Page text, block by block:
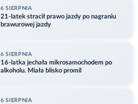
6 SIERPNIA
21-latek stracił prawo jazdy po nagraniu
brawurowej jazdy
6 SIERPNIA
16-latka jechała mikrosamochodem po
alkoholu. Miała blisko promil
6 SIERPNIA